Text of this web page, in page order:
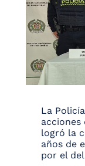
La
logró la
años de
por el